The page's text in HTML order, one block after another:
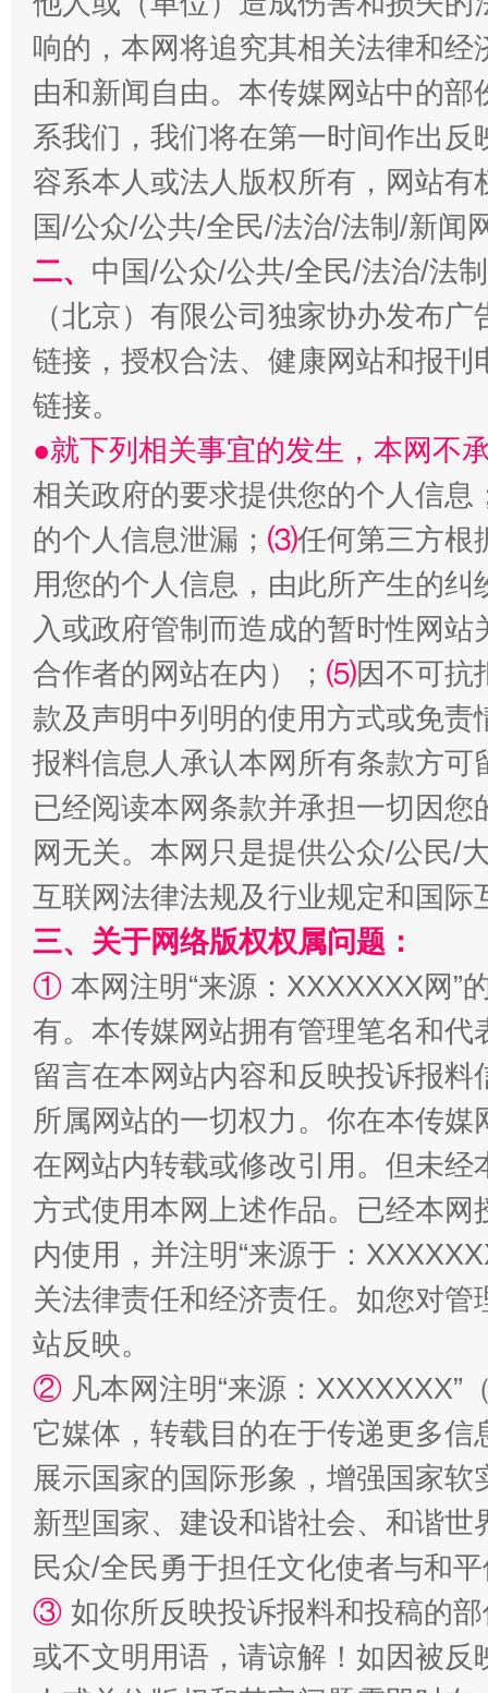
千年窑火 生生不息 一
揭开“小金库”的免责幌子
受贿1.44亿！段成刚被判无期 从幼
全民健身五年计划来了！等你上场
阿坝州三大球赛在茂县开幕
国家大学科技园优化重塑工作
响的，本网将追究其相关法律和
由和新闻自由。本传媒网站中的
系我们，我们将在第一时间作出
容系本人或法人版权所有，网站
国/公众/公共/全民/法治/法制/新闻
二、 中国/公众/公共/全民/法治/法
（北京）有限公司独家协办发布
链接，授权合法、健康网站和报
链接。
●就下列相关事宜的发生，本网不
相关政府的要求提供您的个人信息
的个人信息泄漏； ⑶任何第三方根
用您的个人信息，由此所产生的纠
入或政府管制而造成的暂时性网
合作者的网站在内）； ⑸因不可抗
款及声明中列明的使用方式或免责
报料信息人承认本网所有条款方
已经阅读本网条款并承担一切因
网无关。本网只是提供公众/公民/
互联网法律法规及行业规定和国
三、关于网络版权权属问题：
① 本网注明“来源：XXXXXXX网”
有。本传媒网站拥有管理笔名和
留言在本网站内容和反映投诉报
所属网站的一切权力。你在本传
在网站内转载或修改引用。但未
方式使用本网上述作品。已经本
内使用，并注明“来源于：
关法律责任和经济责任。如您对
站反映。
② 凡本网注明“来源：
它媒体，转载目的在于传递更多
展示国家的国际形象，增强国家
新型国家、建设和谐社会、和谐
民众/全民勇于担任文化使者与和
③ 如你所反映投诉报料和投稿的
或不文明用语，请谅解！如因被